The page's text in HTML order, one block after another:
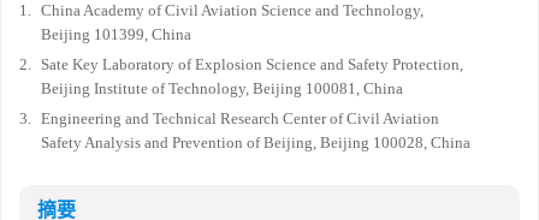
1. China Academy of Civil Aviation Science and Technology,
Beijing 101399, China
2. Sate Key Laboratory of Explosion Science and Safety Protection,
Beijing Institute of Technology, Beijing 100081, China
3. Engineering and Technical Research Center of Civil Aviation
Safety Analysis and Prevention of Beijing, Beijing 100028, China
摘要